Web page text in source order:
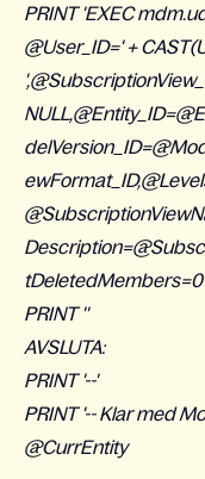
PRINT 'EXEC
@User_ID=' +
tDeletedMembers=0'
PRINT ''
AVSLUTA:
PRINT '--'
PRINT '-- Klar med
@CurrEntity